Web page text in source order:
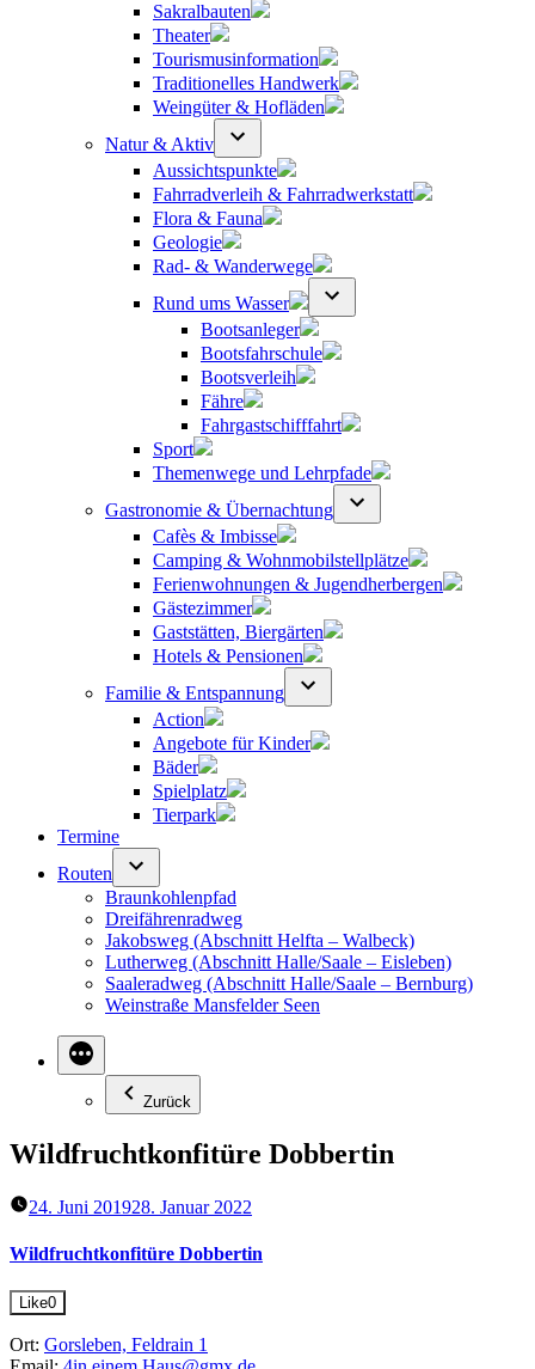
Sakralbauten
Theater
Tourismusinformation
Traditionelles Handwerk
Weingüter & Hofläden
Natur & Aktiv
Aussichtspunkte
Fahrradverleih & Fahrradwerkstatt
Flora & Fauna
Geologie
Rad- & Wanderwege
Rund ums Wasser
Bootsanleger
Bootsfahrschule
Bootsverleih
Fähre
Fahrgastschifffahrt
Sport
Themenwege und Lehrpfade
Gastronomie & Übernachtung
Cafès & Imbisse
Camping & Wohnmobilstellplätze
Ferienwohnungen & Jugendherbergen
Gästezimmer
Gaststätten, Biergärten
Hotels & Pensionen
Familie & Entspannung
Action
Angebote für Kinder
Bäder
Spielplatz
Tierpark
Termine
Routen
Braunkohlenpfad
Dreifährenradweg
Jakobsweg (Abschnitt Helfta – Walbeck)
Lutherweg (Abschnitt Halle/Saale – Eisleben)
Saaleradweg (Abschnitt Halle/Saale – Bernburg)
Weinstraße Mansfelder Seen
Zurück
Wildfruchtkonfitüre Dobbertin
24. Juni 201928. Januar 2022
Wildfruchtkonfitüre Dobbertin
Like0
Ort: Gorsleben, Feldrain 1